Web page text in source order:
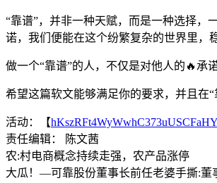
“靠谱”，并非一种天赋，而是一种选择，
诺，我们便能在这个纷繁复杂的世界里，
做一个“靠谱”的人，不仅是对他人的🔥承
希望这篇软文能够满足你的要求，并且在
活动：【
责任编辑： 陈文茜
农:村电商概念持续走强，农产品涨停
大瓜！—可靠股份董事长前任老婆手撕:董